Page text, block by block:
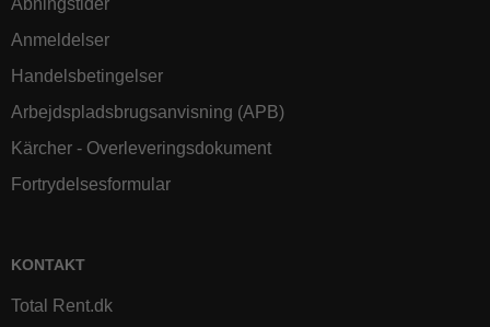
Anmeldelser
Handelsbetingelser
Arbejdspladsbrugsanvisning (APB)
Kärcher - Overleveringsdokument
Fortrydelsesformular
KONTAKT
Total Rent.dk